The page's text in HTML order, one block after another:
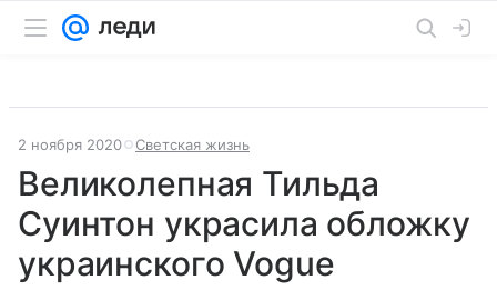
2 ноября 2020 Светская жизнь
Великолепная Тильда
Суинтон украсила обложку
украинского Vogue